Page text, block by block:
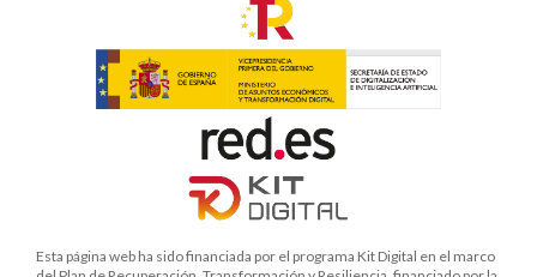
Esta página web ha sido financiada por el programa Kit Digital en el marco